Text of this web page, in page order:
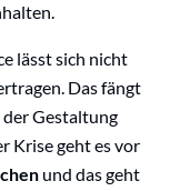
lässt sich nicht
Das fängt
der Gestaltung
Krise geht es vor
und das geht